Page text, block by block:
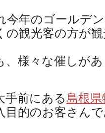
今年のゴールデ
の観光客の方が
、様々な催しが
手前にある島根県
目的のお客さん